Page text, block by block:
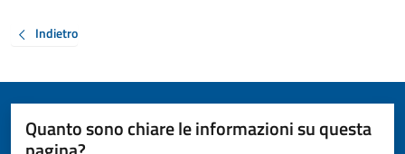
Indietro
Quanto sono chiare le informazioni su questa